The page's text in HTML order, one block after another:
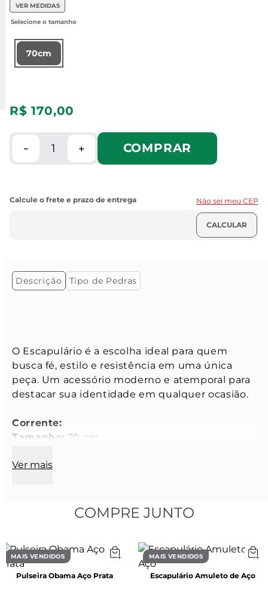
VER MEDIDAS
70cm
R$ 170,00
＋
－ COMPRAR
Não sei meu CEP
Descrição Tipo de Pedras
O Escapulário é a escolha ideal para quem
busca fé, estilo e resistência em uma única
peça. Um acessório moderno e atemporal para
destacar sua identidade em qualquer ocasião.
Corrente:
Tamanho: 70 cm
Comprimento do elo:
Pedra Natural:
Modelo: Quadrada para cabochon
Comprimento: 10 mm
Ver mais
COMPRE JUNTO
MAIS VENDIDOS
Pulseira Obama Aço Prata
MAIS VENDIDOS
Escapulário Amuleto de Aço